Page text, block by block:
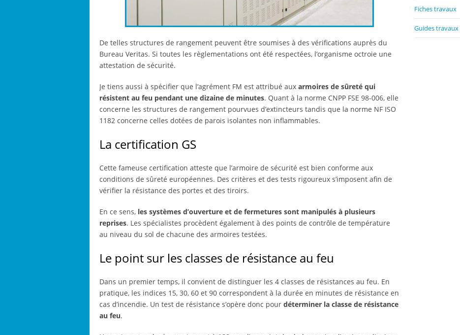
De telles structures de rangement peuvent être soumises à des vérifications auprès du
Bureau Veritas. Si toutes les règlementations ont été respectées, l’organisme octroie une
attestation de sécurité.
Je tiens aussi à spécifier que l’agrément FM est attribué aux armoires de sûreté qui
résistent au feu pendant une dizaine de minutes. Quant à la norme CNPP FSE 98-006, elle
concerne les structures de rangement pourvues d’extincteurs tandis que la norme NF ISO
1182 concerne celles dotées de parois isolantes non inflammables.
La certification GS
Cette fameuse certification atteste que l’armoire de sécurité est bien conforme aux
conditions de sûreté européennes. Des critères et des tests rigoureux s’imposent afin de
vérifier la résistance des portes et des tiroirs.
En ce sens, les systèmes d’ouverture et de fermetures sont manipulés à plusieurs
reprises. Les spécialistes procèdent également à des points de contrôle de température
au niveau du sol de chacune des armoires testées.
Le point sur les classes de résistance au feu
Dans un premier temps, il convient de distinguer les 4 classes de résistances au feu. En
pratique, les indices 15, 30, 60 et 90 correspondent à la durée en minutes de résistance en
cas d’incendie. Un test de résistance s’opère donc pour déterminer la classe de résistance
au feu.
Fiches travaux
Guides travaux